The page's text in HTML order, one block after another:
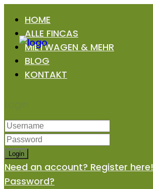
HOME
ALLE FINCAS
MIETWAGEN & MEHR
BLOG
KONTAKT
Login
Login
Need an account? Register here!
Password?